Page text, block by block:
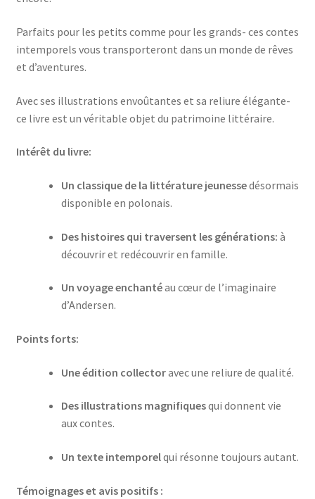
Parfaits pour les petits comme pour les grands- ces contes
intemporels vous transporteront dans un monde de rêves
et d’aventures.
Avec ses illustrations envoûtantes et sa reliure élégante-
ce livre est un véritable objet du patrimoine littéraire.
Intérêt du livre:
Un classique de la littérature jeunessedésormais
disponible en polonais.
Des histoires qui traversent les générations: à
découvrir et redécouvrir en famille.
Un voyage enchantéau cœur de l’imaginaire
d’Andersen.
Points forts:
Une édition collectoravec une reliure de qualité.
Des illustrations magnifiquesqui donnent vie
aux contes.
Un texte intemporelqui résonne toujours autant.
Témoignages et avis positifs :